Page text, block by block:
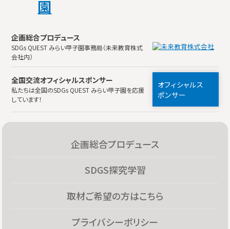
企画総合プロデュース
SDGs QUEST みらい甲子園事務局（未来教育株式
会社内）
全国交流オフィシャルスポンサー
私たちは全国のSDGs QUEST みらい甲子園を応援
しています！
オフィシャルス
ポンサー
企画総合プロデュース
SDGS探究学習
取材ご希望の方はこちら
プライバシーポリシー